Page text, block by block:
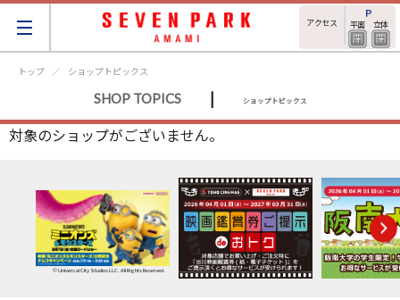
アクセス 平面 立体
トップ ショップトピックス
SHOP TOPICS | ショップトピックス
対象のショップがございません。
© Universal City Studios LLC. All Rights Reserved.